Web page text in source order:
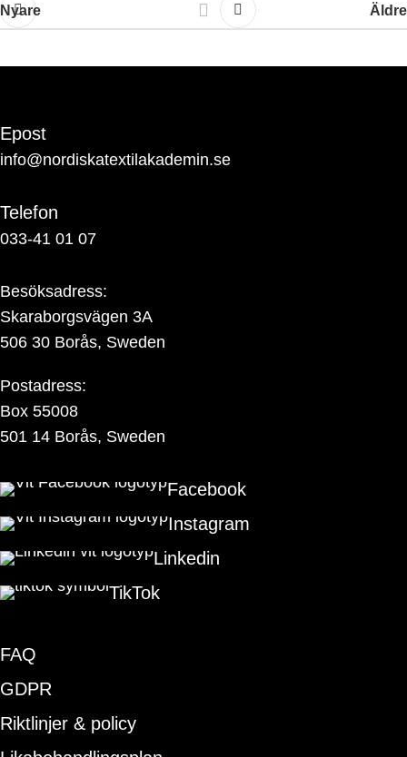
Nyare Äldre
Epost
info@nordiskatextilakademin.se
Telefon
033-41 01 07
Besöksadress:
Skaraborgsvägen 3A
506 30 Borås, Sweden
Postadress:
Box 55008
501 14 Borås, Sweden
Facebook
Instagram
Linkedin
TikTok
FAQ
GDPR
Riktlinjer & policy